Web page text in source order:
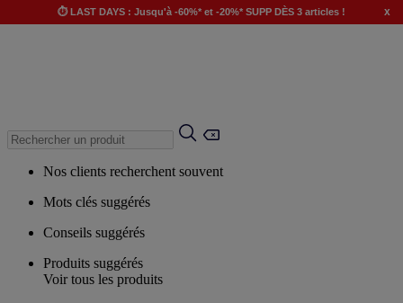
⏱️ LAST DAYS : Jusqu'à -60%* et -20%* SUPP DÈS 3 articles ! x
Nos clients recherchent souvent
Mots clés suggérés
Conseils suggérés
Produits suggérés
Voir tous les produits